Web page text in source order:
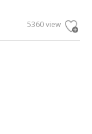
5360 view